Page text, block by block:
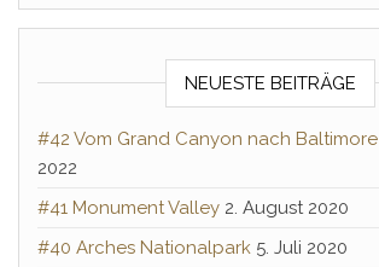
NEUESTE BEITRÄGE
#42 Vom Grand Canyon nach Baltimore
2022
#41 Monument Valley 2. August 2020
#40 Arches Nationalpark 5. Juli 2020